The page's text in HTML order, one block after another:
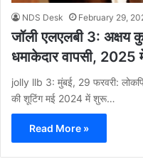
NDS Desk February 29,
जॉली एलएलबी 3: अक्षय
धमाकेदार वापसी, 2025
jolly llb 3: मुंबई, 29 फरवरी:
की शूटिंग मई 2024 में शुरू…
Read More »